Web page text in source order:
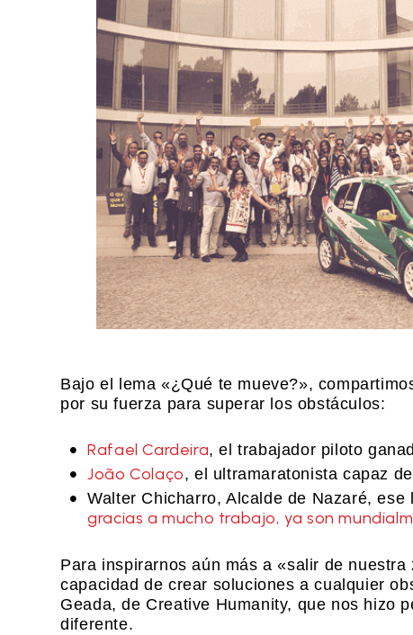
Bajo el lema «¿Qué te mueve?»,
por su fuerza para superar los obstáculos:
Rafael Cardeira, el trabajador piloto
João Colaço, el ultramaratonista capaz
Walter Chicharro, Alcalde de Nazaré,
gracias a mucho trabajo, ya son
Para inspirarnos aún más a «salir de
capacidad de crear soluciones a cualquier
Geada, de Creative Humanity, que nos hizo
diferente.